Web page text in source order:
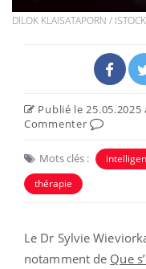
DILOK KLAISATAPORN / ISTOCK
Publié le 25.05.2025
Commenter
Mots clés :
thérapie
Le Dr Sylvie
notamment de Que